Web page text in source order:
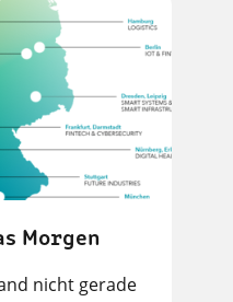
Morgen
nicht gerade